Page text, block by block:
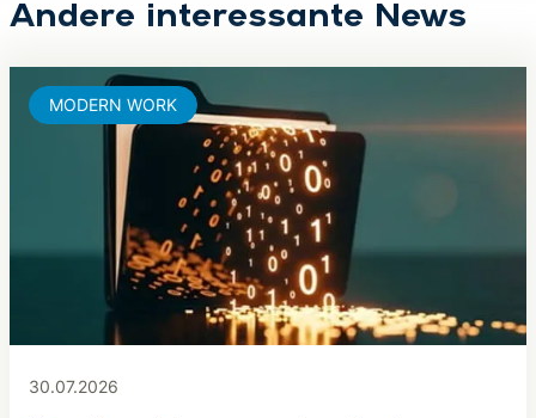
Andere interessante News
30.07.2026
MODERN WORK